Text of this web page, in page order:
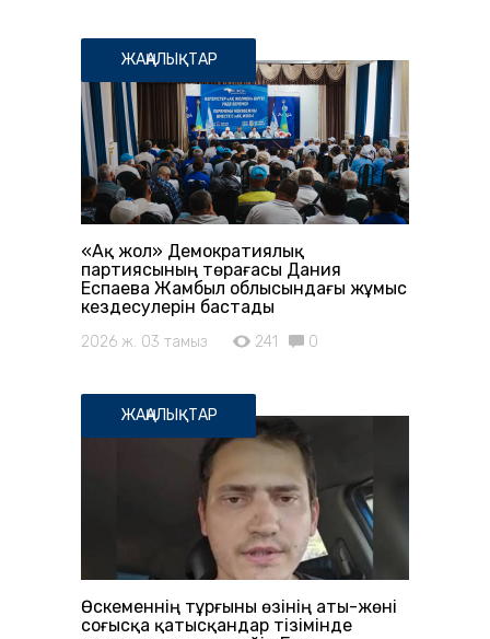
ЖАҢАЛЫҚТАР
«Ақ жол» Демократиялық
партиясының төрағасы Дания
Еспаева Жамбыл облысындағы жұмыс
кездесулерін бастады
2026 ж. 03 тамыз 241 0
ЖАҢАЛЫҚТАР
Өскеменнің тұрғыны өзінің аты-жөні
соғысқа қатысқандар тізімінде